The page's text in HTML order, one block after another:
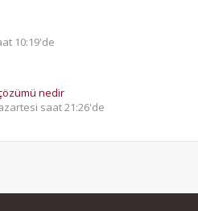
10:19'de
nedir
saat 21:26'de